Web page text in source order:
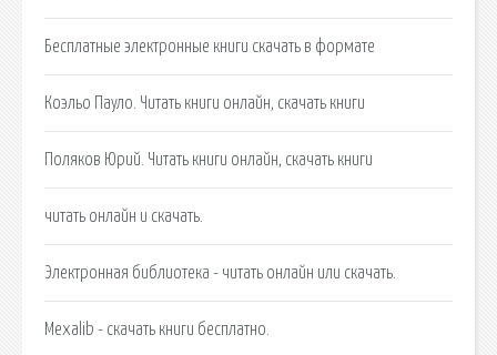
Бесплатные электронные книги скачать в формате
Коэльо Пауло. Читать книги онлайн, скачать книги
Поляков Юрий. Читать книги онлайн, скачать книги
читать онлайн и скачать.
Электронная библиотека - читать онлайн или скачать.
Mexalib - скачать книги бесплатно.